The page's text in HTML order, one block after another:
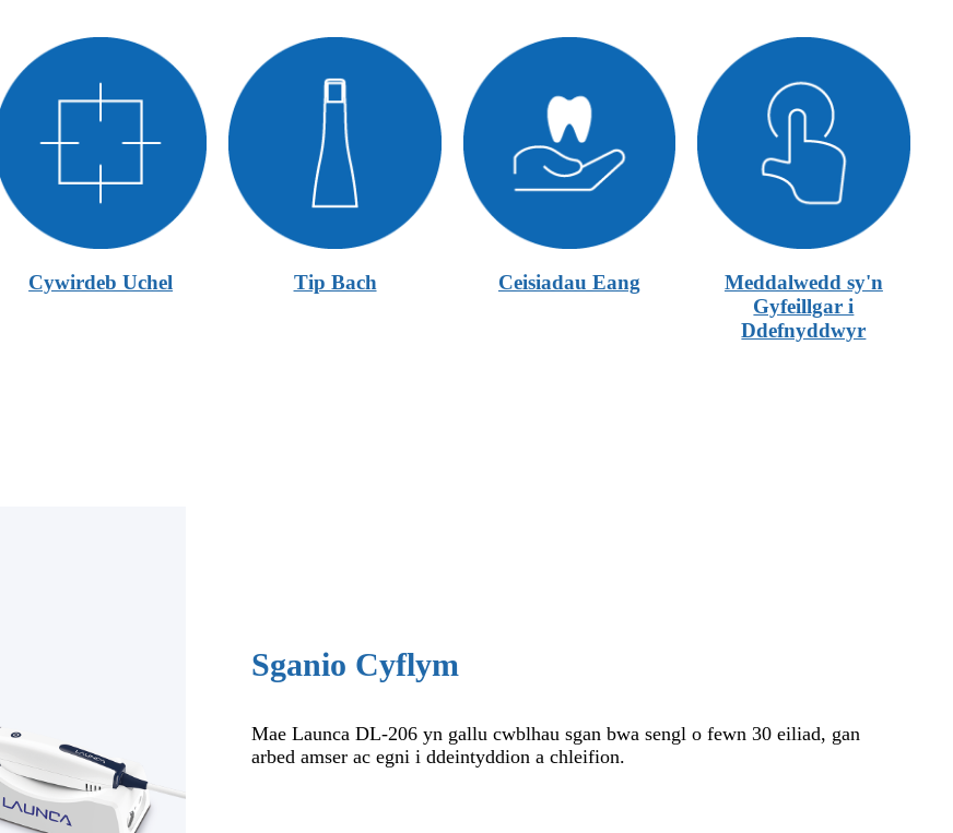
Cywirdeb Uchel Tip Bach Ceisiadau Eang
Meddalwedd sy'n
Gyfeillgar i
Ddefnyddwyr
Sganio Cyflym
Mae Launca DL-206 yn gallu cwblhau sgan bwa sengl o fewn 30 eiliad, gan
arbed amser ac egni i ddeintyddion a chleifion.